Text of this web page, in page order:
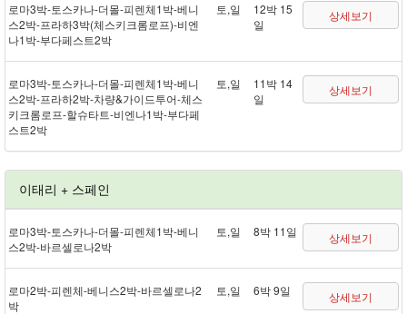
로마 3박 - 토스카나 - 더몰 - 피렌체 1박 - 베니
스 2박 - 프라하 3박(체스키크롬로프) - 비엔
나 1박 - 부다페스트 2박
토,일
12박 15
일
상세보기
로마 3박 - 토스카나 - 더몰 - 피렌체 1박 - 베니
스 2박 - 프라하 2박 - 차량&가이드투어 - 체스
키크롬로프 - 할슈타트 - 비엔나 1박 - 부다페
스트 2박
토,일
11박 14
일
상세보기
이태리 + 스페인
로마 3박 - 토스카나 - 더몰 - 피렌체 1박 - 베니
스 2박 - 바르셀로나 2박
토,일 8박 11일 상세보기
로마 2박 - 피렌체 - 베니스 2박 - 바르셀로나 2
박
토,일 6박 9일 상세보기